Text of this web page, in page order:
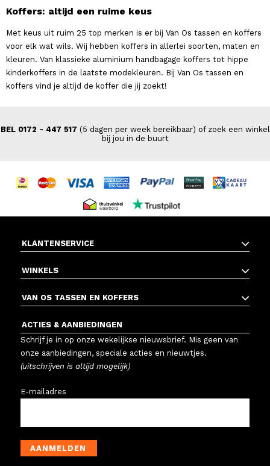
Koffers: altijd een ruime keus
Met keus uit ruim 25 top merken is er bij Van Os tassen en koffers
voor elk wat wils. Wij hebben koffers in allerlei soorten, maten en
kleuren. Van klassieke aluminium handbagage koffers tot hippe
kinderkoffers in de laatste modekleuren. Bij Van Os tassen en
koffers vind je altijd de koffer die jij zoekt!
BEL 0172 - 447 517 (5 dagen per week bereikbaar) of zoek een winkel
bij jou in de buurt
KLANTENSERVICE
WINKELS
VAN OS TASSEN EN KOFFERS
ACTIES & AANBIEDINGEN
Schrijf je in op onze wekelijkse nieuwsbrief. Mis geen van
onze aanbiedingen, speciale acties en nieuwtjes.
(uitschrijven is altijd mogelijk)
E-mailadres
AANMELDEN